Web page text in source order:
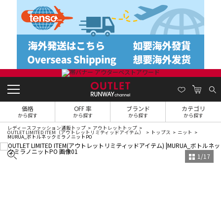
価格
から探す
OFF 率
から探す
ブランド
から探す
カテゴリ
から探す
レディースファッション通販トップ アウトレットトップ
OUTLET LIMITED ITEM（アウトレットリミティッドアイテム） トップス ニット
MURUA_ボトルネックミラノニットPO
1 /17